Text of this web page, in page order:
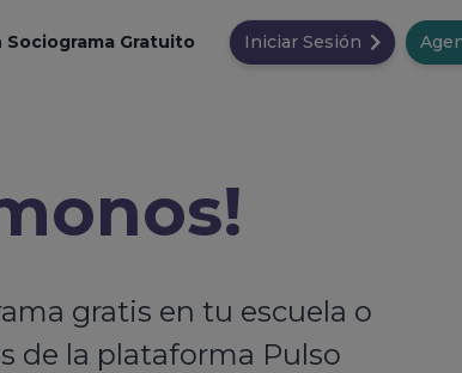
Sociograma Gratuito Iniciar Sesión
gratis en tu escuela o
de la plataforma Pulso